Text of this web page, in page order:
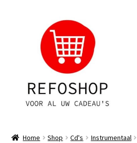
navigatie
Home Shop Cd's Instrumentaal